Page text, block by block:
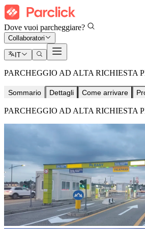
Dove vuoi parcheggiare?
Collaboratori
IT
PARCHEGGIO AD ALTA RICHIESTA
Sommario Dettagli Come arrivare
PARCHEGGIO AD ALTA RICHIESTA